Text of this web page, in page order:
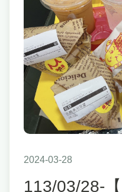
2024-03-28
113/03/28-